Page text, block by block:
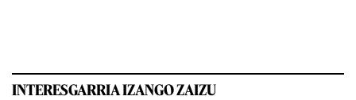
INTERESGARRIA IZANGO ZAIZU